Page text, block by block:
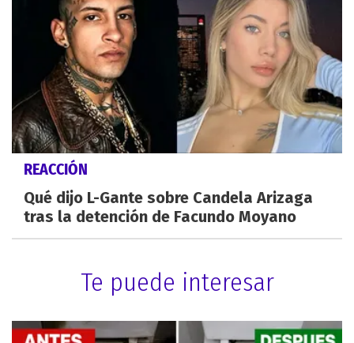
REACCIÓN
Qué dijo L-Gante sobre Candela Arizaga
tras la detención de Facundo Moyano
Te puede interesar